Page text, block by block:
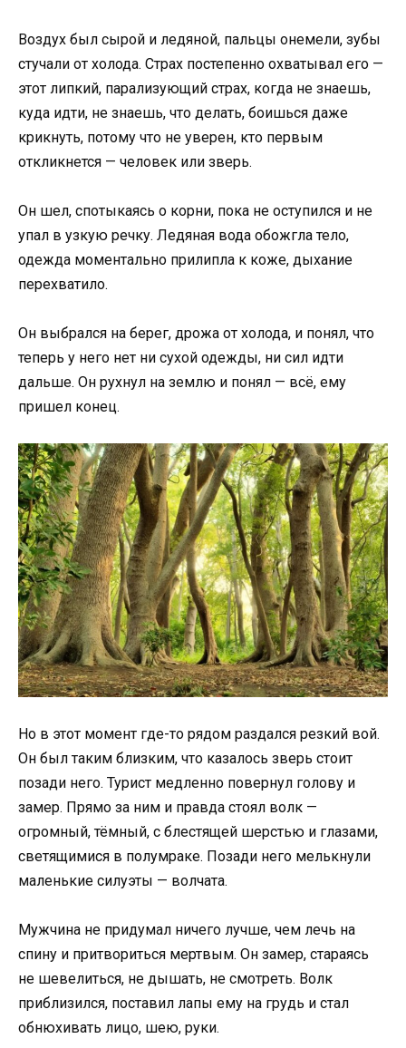
Воздух был сырой и ледяной, пальцы онемели, зубы
стучали от холода. Страх постепенно охватывал его —
этот липкий, парализующий страх, когда не знаешь,
куда идти, не знаешь, что делать, боишься даже
крикнуть, потому что не уверен, кто первым
откликнется — человек или зверь.
Он шел, спотыкаясь о корни, пока не оступился и не
упал в узкую речку. Ледяная вода обожгла тело,
одежда моментально прилипла к коже, дыхание
перехватило.
Он выбрался на берег, дрожа от холода, и понял, что
теперь у него нет ни сухой одежды, ни сил идти
дальше. Он рухнул на землю и понял — всё, ему
пришел конец.
Но в этот момент где-то рядом раздался резкий вой.
Он был таким близким, что казалось зверь стоит
позади него. Турист медленно повернул голову и
замер. Прямо за ним и правда стоял волк —
огромный, тёмный, с блестящей шерстью и глазами,
светящимися в полумраке. Позади него мелькнули
маленькие силуэты — волчата.
Мужчина не придумал ничего лучше, чем лечь на
спину и притвориться мертвым. Он замер, стараясь
не шевелиться, не дышать, не смотреть. Волк
приблизился, поставил лапы ему на грудь и стал
обнюхивать лицо, шею, руки.